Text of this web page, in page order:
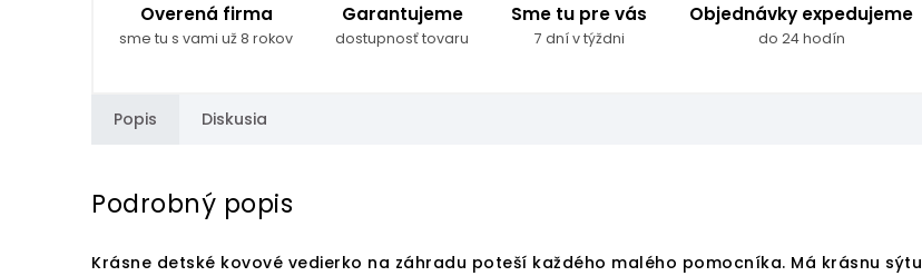
Overená firma
sme tu s vami už 8 rokov
Garantujeme
dostupnosť tovaru
Sme tu pre vás
7 dní v týždni
Objednávky expedujeme
do 24 hodín
Popis Diskusia
Podrobný popis
Krásne detské kovové vedierko na záhradu poteší každého malého pomocníka. Má krásnu sýtu